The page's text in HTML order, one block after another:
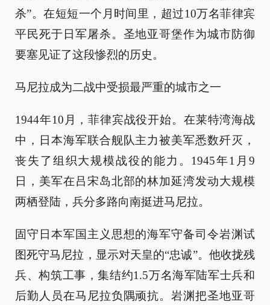
杀”。在短短一个月时间里，超过10万名菲律宾
平民死于日军屠杀。圣地亚哥堡作为城市防御
要塞见证了这段惨烈的历史。
马尼拉成为二战中受损最严重的城市之一
1944年10月，菲律宾战役开始。在莱特湾海战
中，日本海军联合舰队主力被美军悉数歼灭，
丧失了组织大规模战役的能力。1945年1月9
日，美军在吕宋岛北部的林加延湾发动大规模
两栖登陆，兵分多路向南挺进马尼拉。
固守日本军国主义思想的海军守备司令岩渊试
图死守马尼拉，显示对天皇的“忠诚”。他收拢残
兵、构筑工事，集结约1.5万名海军陆军士兵和
后勤人员在马尼拉负隅顽抗。岩渊把圣地亚哥